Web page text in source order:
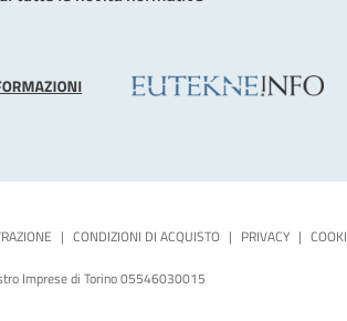
| CONDIZIONI DI ACQUISTO | PRIVACY |
Imprese di Torino 05546030015